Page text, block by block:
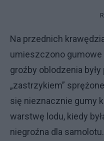
Na przednich
umieszczono gumowe
groźby oblodzenia
„zastrzykiem”
się nieznacznie gumy
warstwę lodu, kiedy
niegroźna dla